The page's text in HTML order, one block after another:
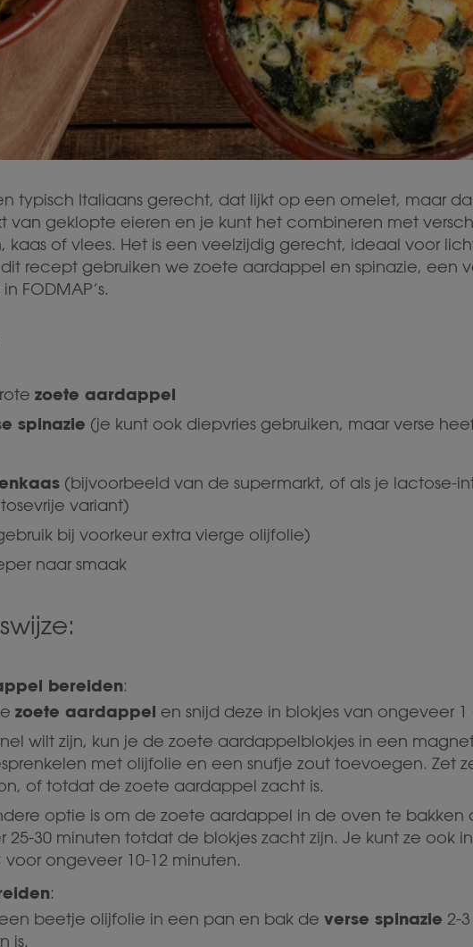
typisch Italiaans gerecht, dat lijkt op een omelet, maar
van geklopte eieren en je kunt het combineren met
kaas of vlees. Het is een veelzijdig gerecht, ideaal voor
recept gebruiken we zoete aardappel en spinazie, een
FODMAP’s.
zoete aardappel
spinazie (je kunt ook diepvries gebruiken, maar verse
(bijvoorbeeld van de supermarkt, of als je lactose-
variant)
bij voorkeur extra vierge olijfolie)
naar smaak
bereiden:
zoete aardappel en snijd deze in blokjes van ongeveer 1
wilt zijn, kun je de zoete aardappelblokjes in een
met olijfolie en een snufje zout toevoegen. Zet
of totdat de zoete aardappel zacht is.
optie is om de zoete aardappel in de oven te bakken
25-30 minuten totdat de blokjes zacht zijn. Je kunt ze ook
voor ongeveer 10-12 minuten.
:
beetje olijfolie in een pan en bak de verse spinazie 2-
is.